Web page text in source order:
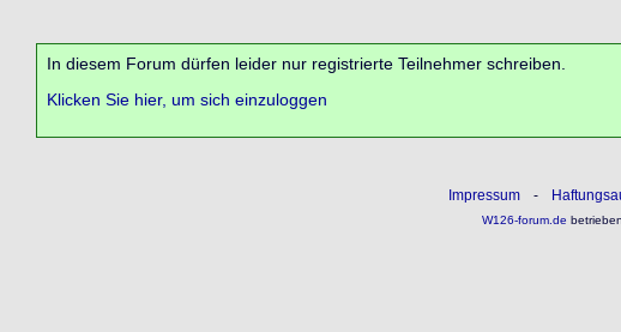
In diesem Forum dürfen leider nur registrierte Teilnehmer schreiben.
Klicken Sie hier, um sich einzuloggen
Impressum -
W126-forum.de